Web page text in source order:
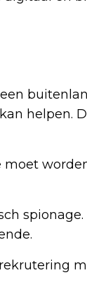
helpen.